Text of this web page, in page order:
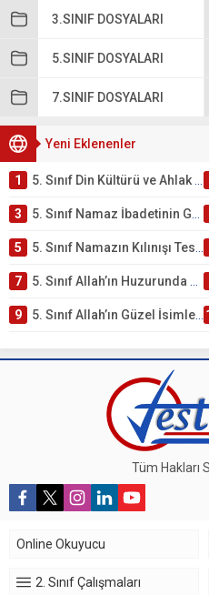
3.SINIF DOSYALARI
5.SINIF DOSYALARI
7.SINIF DOSYALARI
Yeni Eklenenler
1 5. Sınıf Din Kültürü ve Ahlak Bilgisi 2. Ünite: Namaz İbadeti Çalışmaları
3 5. Sınıf Namaz İbadetinin Getirdiği Faydalar Testi
5 5. Sınıf Namazın Kılınışı Testi – Online Çöz
7 5. Sınıf Allah’ın Huzurunda Olmak – Namaz İbadeti Testi
9 5. Sınıf Allah’ın Güzel İsimleri Testi – Online Çöz
Tüm Hakları
Online Okuyucu
2. Sınıf Çalışmaları